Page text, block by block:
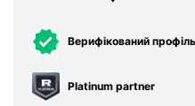
Верифікований профіль
Platinum partner